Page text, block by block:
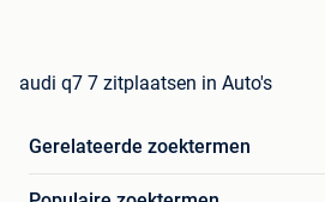
audi q7 7 zitplaatsen in Auto's
Gerelateerde zoektermen